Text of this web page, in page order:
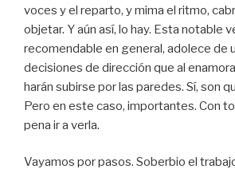
voces y el reparto, y mima el ritmo,
objetar. Y aún así, lo hay. Esta notable
recomendable en general, adolece de
decisiones de dirección que al
harán subirse por las paredes. Sí, son
Pero en este caso, importantes. Con
pena ir a verla.
Vayamos por pasos. Soberbio el